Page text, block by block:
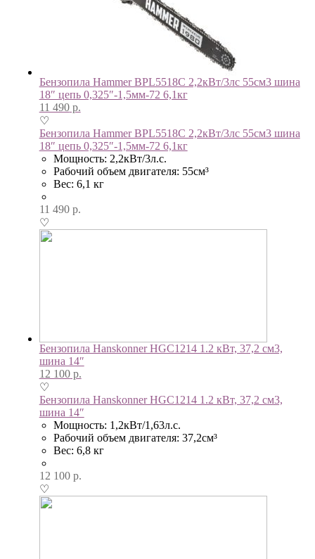
Бензопила Hammer BPL5518C 2,2кВт/3лс 55см3 шина
18″ цепь 0,325″-1,5мм-72 6,1кг
11 490р.
♡
Бензопила Hammer BPL5518C 2,2кВт/3лс 55см3 шина
18″ цепь 0,325″-1,5мм-72 6,1кг
Мощность: 2,2кВт/3л.с.
Рабочий объем двигателя: 55см³
Вес: 6,1 кг
11 490р.
♡
Бензопила Hanskonner HGC1214 1.2 кВт, 37,2 см3,
шина 14″
12 100р.
♡
Бензопила Hanskonner HGC1214 1.2 кВт, 37,2 см3,
шина 14″
Мощность: 1,2кВт/1,63л.с.
Рабочий объем двигателя: 37,2см³
Вес: 6,8 кг
12 100р.
♡